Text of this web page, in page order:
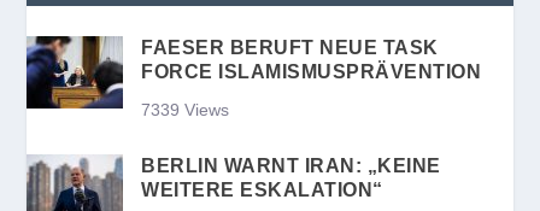
FAESER BERUFT NEUE TASK
FORCE ISLAMISMUSPRÄVENTION
7339 Views
BERLIN WARNT IRAN: „KEINE
WEITERE ESKALATION“